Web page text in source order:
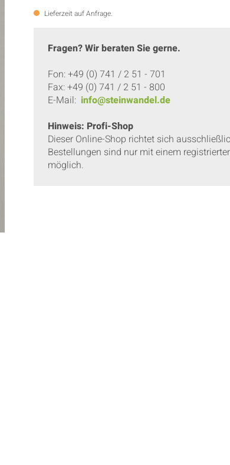
Lieferzeit auf Anfrage.
Fragen? Wir beraten Sie gerne.
Fon: +49 (0) 741 / 2 51 - 701
Fax: +49 (0) 741 / 2 51 - 800
E-Mail: info@steinwandel.de
Hinweis: Profi-Shop
Dieser Online-Shop richtet sich
Bestellungen sind nur mit einem
möglich.